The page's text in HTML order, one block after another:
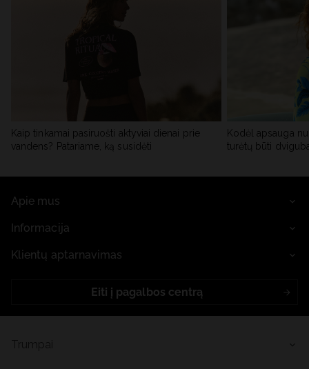
Kaip tinkamai pasiruošti aktyviai dienai prie
vandens? Patariame, ką susidėti
Kodėl apsauga
turėtų būti
Apie mus
Informacija
Klientų aptarnavimas
Eiti į pagalbos centrą